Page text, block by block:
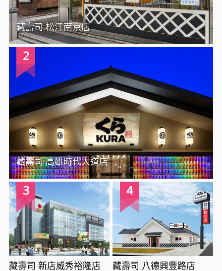
藏壽司 松江南京店
2
藏壽司 高雄時代大道店
3
藏壽司 新店威秀裕隆店
4
藏壽司 八德興豐路店